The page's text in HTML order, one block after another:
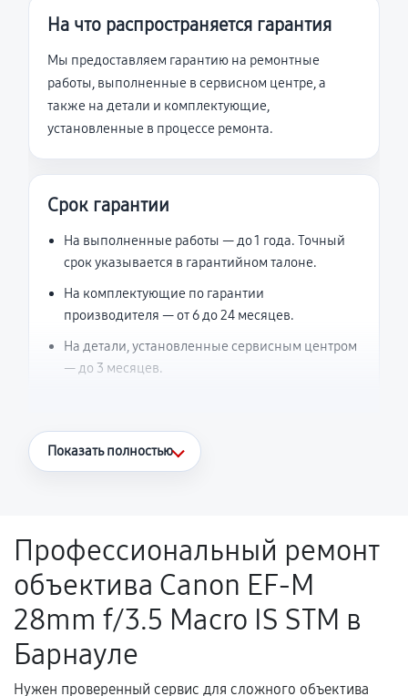
На что распространяется гарантия
Мы предоставляем гарантию на ремонтные
работы, выполненные в сервисном центре, а
также на детали и комплектующие,
установленные в процессе ремонта.
Срок гарантии
На выполненные работы — до 1 года. Точный
срок указывается в гарантийном талоне.
На комплектующие по гарантии
производителя — от 6 до 24 месяцев.
На детали, установленные сервисным центром
— до 3 месяцев.
Что считается гарантийным случаем
Поломка установленной детали при
нормальной эксплуатации в течение
гарантийного срока.
Несоответствие комплектующей заявленным
техническим характеристикам.
Показать полностью
Профессиональный ремонт
объектива Canon EF-M
28mm f/3.5 Macro IS STM в
Барнауле
Нужен проверенный сервис для сложного объектива